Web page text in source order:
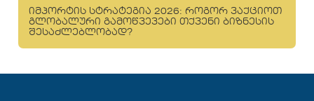
იმპორტის სტრატეგია 2026: როგორ ვაქციოთ
გლობალური გამოწვევები თქვენი ბიზნესის
შესაძლებლობად?